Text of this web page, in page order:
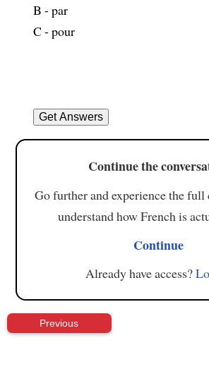
B - par
C - pour
Continue the
Go further and experience the
understand how French is
Continue
Already have access?
Previous